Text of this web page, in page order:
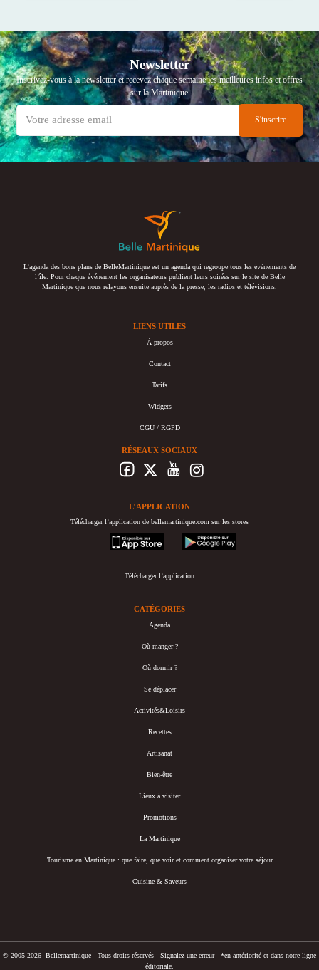
Newsletter
Inscrivez-vous à la newsletter et recevez chaque semaine les meilleures infos et offres
sur la Martinique
L’agenda des bons plans de BelleMartinique est un agenda qui regroupe tous les événements de
l’île. Pour chaque événement les organisateurs publient leurs soirées sur le site de Belle
Martinique que nous relayons ensuite auprès de la presse, les radios et télévisions.
LIENS UTILES
À propos
Contact
Tarifs
Widgets
CGU / RGPD
RÉSEAUX SOCIAUX
L’APPLICATION
Télécharger l’application de bellemartinique.com sur les stores
appstore
googleplay
Télécharger l’application
CATÉGORIES
Agenda
Où manger ?
Où dormir ?
Se déplacer
Activités&Loisirs
Recettes
Artisanat
Bien-être
Lieux à visiter
Promotions
La Martinique
Tourisme en Martinique : que faire, que voir et comment organiser votre séjour
Cuisine & Saveurs
© 2005-2026- Bellemartinique - Tous droits réservés - Signalez une erreur - *en antériorité et dans notre ligne
éditoriale.